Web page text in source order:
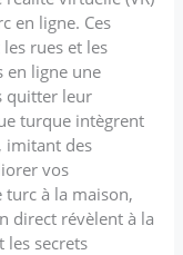
en ligne. Ces
rues et les
en ligne une
quitter leur
turque intègrent
imitant des
vos
turc à la maison,
direct révèlent à la
les secrets